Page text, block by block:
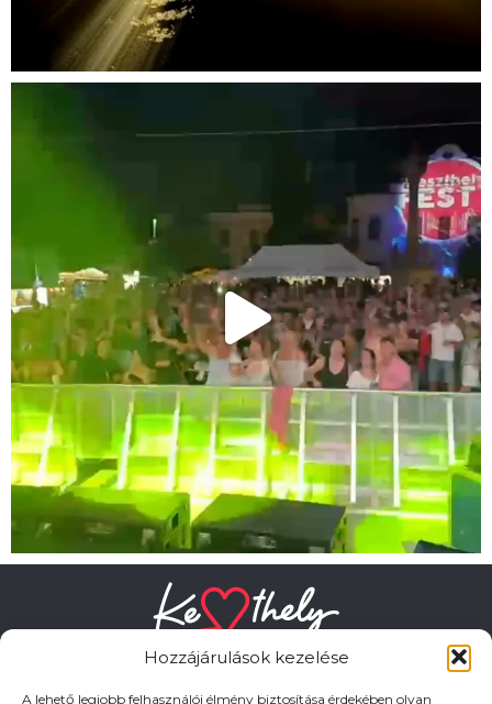
Hozzájárulások kezelése
A lehető legjobb felhasználói élmény biztosítása érdekében olyan